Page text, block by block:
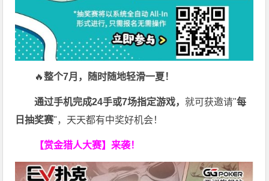
🔥整个7月，随时随地轻滑一夏！
通过手机完成24手或7场指定游戏，就可获邀请"每
日抽奖赛"，天天都有中奖好机会！
【赏金猎人大赛】来袭！